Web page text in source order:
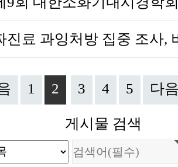
1 2 3 4 5 다
게시물 검색